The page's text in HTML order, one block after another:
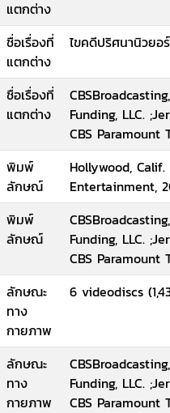
แตกต่าง
ชื่อเรื่องที่
แตกต่าง
ไขคดีปริศนานิวย
ชื่อเรื่องที่
แตกต่าง
Funding, LLC.
CBS Paramount
พิมพ์
ลักษณ์
Hollywood,
Entertainment,
พิมพ์
ลักษณ์
Funding, LLC.
CBS Paramount
ลักษณะ
ทาง
กายภาพ
6 videodiscs
ลักษณะ
ทาง
กายภาพ
Funding, LLC.
CBS Paramount